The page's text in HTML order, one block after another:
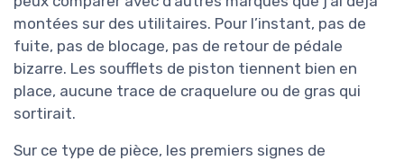
montées sur des utilitaires. Pour l’instant, pas de
fuite, pas de blocage, pas de retour de pédale
bizarre. Les soufflets de piston tiennent bien en
place, aucune trace de craquelure ou de gras qui
sortirait.
Sur ce type de pièce, les premiers signes de